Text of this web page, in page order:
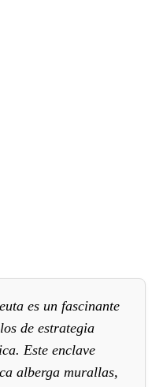
es un fascinante
de estrategia
Este enclave
alberga murallas,